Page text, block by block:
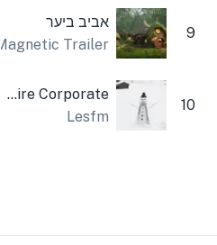
9
אביב ביער
Magnetic Trailer
10
Inspire Corporate
Lesfm